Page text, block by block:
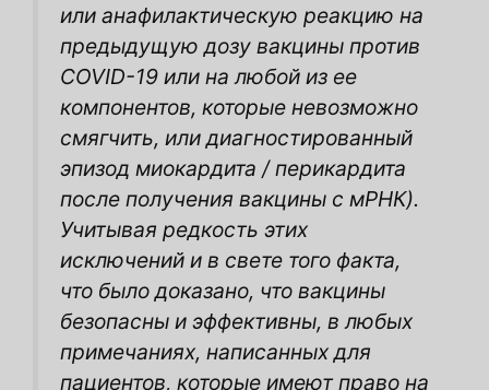
или анафилактическую реакцию на
предыдущую дозу вакцины против
COVID-19 или на любой из ее
компонентов, которые невозможно
смягчить, илидиагностированный
эпизод миокардита / перикардита
после получения вакцины с мРНК).
Учитывая редкость этих
исключений и в свете того факта,
что было доказано, что вакцины
безопасны и эффективны, в любых
примечаниях, написанных для
пациентов, которые имеют право на